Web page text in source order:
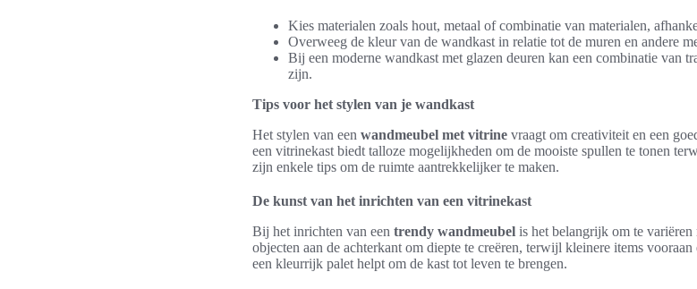
Kies materialen zoals hout, metaal of combinatie van materialen,
Overweeg de kleur van de wandkast in relatie tot de muren en andere
Bij een moderne wandkast met glazen deuren kan een combinatie van
zijn.
Tips voor het stylen van je wandkast
Het stylen van een wandmeubel met vitrine vraagt om creativiteit en een
een vitrinekast biedt talloze mogelijkheden om de mooiste spullen te tonen
zijn enkele tips om de ruimte aantrekkelijker te maken.
De kunst van het inrichten van een vitrinekast
Bij het inrichten van een trendy wandmeubel is het belangrijk om te variëren
objecten aan de achterkant om diepte te creëren, terwijl kleinere items
een kleurrijk palet helpt om de kast tot leven te brengen.